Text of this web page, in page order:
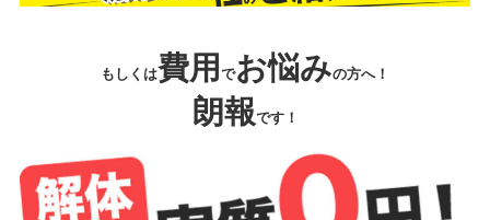
もしくは費用 でお悩みの方へ！
朗報です！